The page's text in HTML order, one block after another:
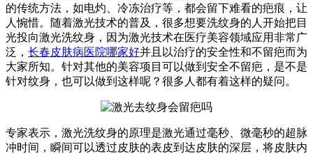
的传统方法，如电灼、冷冻治疗等，都会留下难看的疤痕，让
人惋惜。随着激光技术的普及，很多想要洗纹身的人开始把目
光投向激光洗纹身，因为激光技术在医疗美容领域应用非常广
泛， 长春皮肤病医院哪家好并且以治疗的安全性和不留疤而为
大家所知。针对其他的美容项目可以做到安全不留疤，是不是
针对纹身，也可以做到这样呢？很多人都有着这样的疑问。
专家表示，激光洗纹身的原理是激光通过毫秒、微毫秒的超脉
冲时间，瞬间可以透过皮肤的表皮到达皮肤的深层，将皮肤内